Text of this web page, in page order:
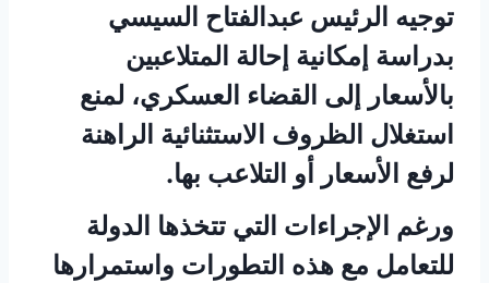
توجيه الرئيس عبدالفتاح السيسي
بدراسة إمكانية إحالة المتلاعبين
بالأسعار إلى القضاء العسكري، لمنع
استغلال الظروف الاستثنائية الراهنة
لرفع الأسعار أو التلاعب بها.
ورغم الإجراءات التي تتخذها الدولة
للتعامل مع هذه التطورات واستمرارها